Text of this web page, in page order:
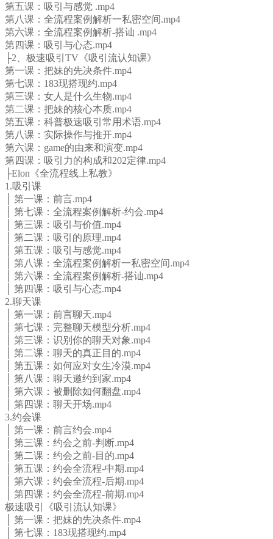
第五课：吸引与感觉 .mp4
第八课：全流程案例解析一私密空间.mp4
第六课：全流程案例解析-搭讪 .mp4
第四课：吸引与心态.mp4
├2、极速吸引TV《吸引流认知课》
第一课：把妹的先决条件.mp4
第七课：183现搭现约.mp4
第三课：女人是什么生物.mp4
第二课：把妹的核心本质.mp4
第五课：科普极速吸引常用术语.mp4
第八课：实际操作与推开.mp4
第六课：game的由来和演变.mp4
第四课：吸引力的构成和202定律.mp4
├Elon《全流程线上私教》
1.吸引课
│ 第一课：前言.mp4
│ 第七课：全流程案例解析-约会.mp4
│ 第三课：吸引与价值.mp4
│ 第二课：吸引的原理.mp4
│ 第五课：吸引与感觉.mp4
│ 第八课：全流程案例解析一私密空间.mp4
│ 第六课：全流程案例解析-搭讪.mp4
│ 第四课：吸引与心态.mp4
2.聊天课
│ 第一课：前言聊天.mp4
│ 第七课：完整聊天模型分析.mp4
│ 第三课：识别你的聊天对象.mp4
│ 第二课：聊天的真正目的.mp4
│ 第五课：如何应对女生冷漠.mp4
│ 第八课：聊天邀约到家.mp4
│ 第六课：被删除如何翻盘.mp4
│ 第四课：聊天开场.mp4
3.约会课
│ 第一课：前言约会.mp4
│ 第三课：约会之前-判断.mp4
│ 第二课：约会之前-目的.mp4
│ 第五课：约会全流程-中期.mp4
│ 第六课：约会全流程-后期.mp4
│ 第四课：约会全流程-前期.mp4
极速吸引《吸引流认知课》
│ 第一课：把妹的先决条件.mp4
│ 第七课：183现搭现约.mp4